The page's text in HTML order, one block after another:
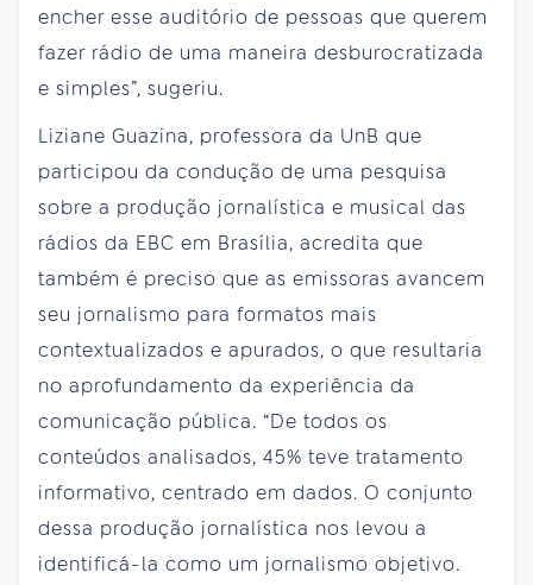
encher esse auditório de pessoas que querem
fazer rádio de uma maneira desburocratizada
e simples”, sugeriu.
Liziane Guazina, professora da UnB que
participou da condução de uma pesquisa
sobre a produção jornalística e musical das
rádios da EBC em Brasília, acredita que
também é preciso que as emissoras avancem
seu jornalismo para formatos mais
contextualizados e apurados, o que resultaria
no aprofundamento da experiência da
comunicação pública. “De todos os
conteúdos analisados, 45% teve tratamento
informativo, centrado em dados. O conjunto
dessa produção jornalística nos levou a
identificá-la como um jornalismo objetivo.